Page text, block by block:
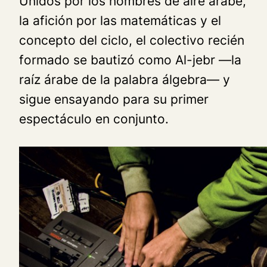
la afición por las matemáticas y el
concepto del ciclo, el colectivo recién
formado se bautizó como Al-jebr —la
raíz árabe de la palabra álgebra— y
sigue ensayando para su primer
espectáculo en conjunto.